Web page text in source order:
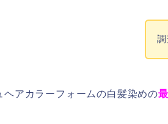
ヘアカラーフォームの白髪染めの